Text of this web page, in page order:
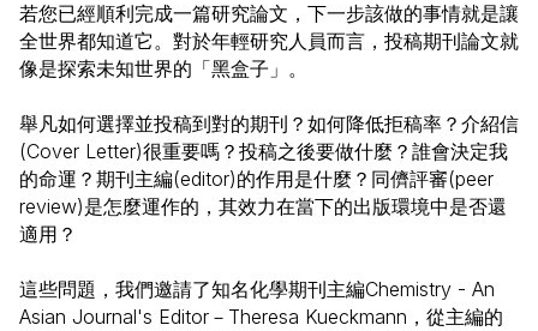
若您已經順利完成一篇研究論文，下一步該做的事情就是讓
全世界都知道它。對於年輕研究人員而言，投稿期刊論文就
像是探索未知世界的「黑盒子」。
舉凡如何選擇並投稿到對的期刊？如何降低拒稿率？介紹信
(Cover Letter)很重要嗎？投稿之後要做什麼？誰會決定我
的命運？期刊主編(editor)的作用是什麼？同儕評審(peer
review)是怎麼運作的，其效力在當下的出版環境中是否還
適用？
這些問題，我們邀請了知名化學期刊主編Chemistry - An
Asian Journal's Editor－Theresa Kueckmann，從主編的